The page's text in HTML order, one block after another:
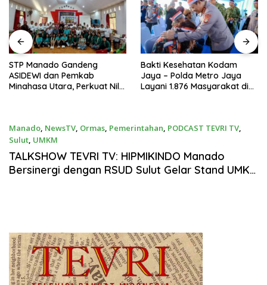
Bakti Kesehatan Kodam
Jaya – Polda Metro Jaya
Layani 1.876 Masyarakat di
KAPOLRI TUTUP E-SPORTS
KAPOLRI CUP 2026, AJAK
GENERASI MUDA JADI DUTA
Manado, NewsTV, Ormas, Pemerintahan, PODCAST TEVRI TV,
Sulut, UMKM
Maret 10, 2026
TALKSHOW TEVRI TV:‎ HIPMIKINDO Manado
Bersinergi dengan RSUD Sulut Gelar Stand UMKM